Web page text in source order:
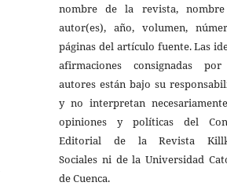
nombre de la revista,
autor(es), año, volumen,
páginas del artículo fuente. Las
afirmaciones consignadas
autores están bajo su
y no interpretan
opiniones y políticas del
Editorial de la Revista
Sociales ni de la Universidad
de Cuenca.